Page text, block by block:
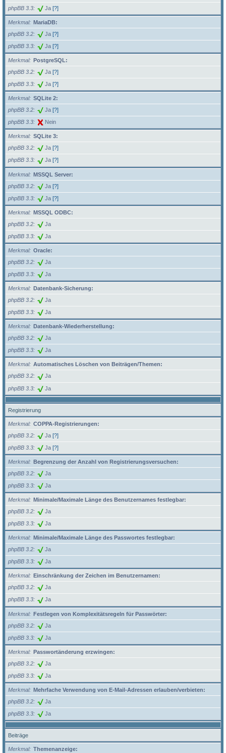
phpBB 3.3 Ja [?]
Merkmal
MariaDB:
phpBB 3.2
Ja [?]
phpBB 3.3 Ja [?]
Merkmal
PostgreSQL:
phpBB 3.2
Ja [?]
phpBB 3.3 Ja [?]
Merkmal
SQLite 2:
phpBB 3.2
Ja [?]
phpBB 3.3 Nein
Merkmal
SQLite 3:
phpBB 3.2
Ja [?]
phpBB 3.3 Ja [?]
Merkmal
MSSQL Server:
phpBB 3.2
Ja [?]
phpBB 3.3 Ja [?]
Merkmal
MSSQL ODBC:
phpBB 3.2
Ja
phpBB 3.3 Ja
Merkmal
Oracle:
phpBB 3.2
Ja
phpBB 3.3 Ja
Merkmal
Datenbank-Sicherung:
phpBB 3.2
Ja
phpBB 3.3 Ja
Merkmal
Datenbank-Wiederherstellung:
phpBB 3.2
Ja
phpBB 3.3 Ja
Merkmal
Automatisches Löschen von Beiträgen/Themen:
phpBB 3.2
Ja
phpBB 3.3 Ja
Registrierung
Merkmal
COPPA-Registrierungen:
phpBB 3.2
Ja [?]
phpBB 3.3 Ja [?]
Merkmal
Begrenzung der Anzahl von Registrierungsversuchen:
phpBB 3.2
Ja
phpBB 3.3 Ja
Merkmal
Minimale/Maximale Länge des Benutzernames festlegbar:
phpBB 3.2
Ja
phpBB 3.3 Ja
Merkmal
Minimale/Maximale Länge des Passwortes festlegbar:
phpBB 3.2
Ja
phpBB 3.3 Ja
Merkmal
Einschränkung der Zeichen im Benutzernamen:
phpBB 3.2
Ja
phpBB 3.3 Ja
Merkmal
Festlegen von Komplexitätsregeln für Passwörter:
phpBB 3.2
Ja
phpBB 3.3 Ja
Merkmal
Passwortänderung erzwingen:
phpBB 3.2
Ja
phpBB 3.3 Ja
Merkmal
Mehrfache Verwendung von E-Mail-Adressen erlauben/verbieten:
phpBB 3.2
Ja
phpBB 3.3 Ja
Beiträge
Merkmal
Themenanzeige: